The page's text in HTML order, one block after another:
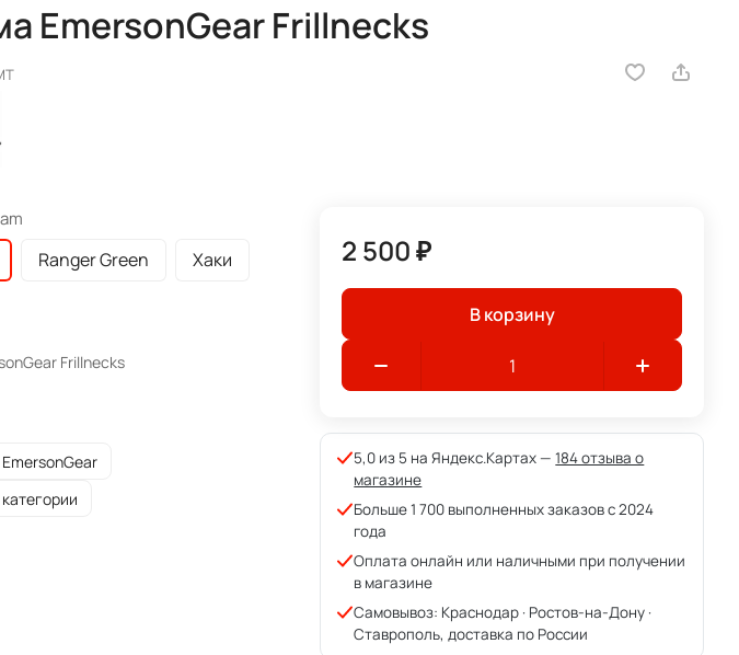
EmersonGear Frillnecks
Ranger Green Хаки
Frillnecks
2 500 ₽
В корзину
5,0 из 5 на Яндекс.Картах —184 отзыва о
магазине
Больше 1 700 выполненных заказов с 2024
года
Оплата онлайн или наличными при получении
в магазине
Самовывоз: Краснодар · Ростов-на-Дону ·
Ставрополь, доставка по России